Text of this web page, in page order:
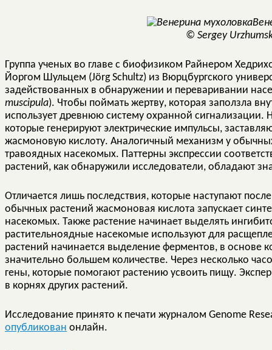
© Sergey
Группа ученых во главе с биофизиком Райнером
Йоргом Шульцем (Jörg Schultz) из Вюрцбургского
задействованных в обнаружении и переваривании
muscipula). Чтобы поймать жертву, которая заползла
использует древнюю систему охранной сигнализации.
которые генерируют электрические импульсы,
жасмоновую кислоту. Аналогичный механизм у
травоядных насекомых. Паттерны экспрессии
растений, как обнаружили исследователи, обладают
Отличается лишь последствия, которые наступают
обычных растений жасмоновая кислота запускает
насекомых. Также растение начинает выделять
растительноядные насекомые используют для
растений начинается выделение ферментов, в основе
значительно большем количестве. Через несколько
гены, которые помогают растению усвоить пищу.
в корнях других растений.
Исследование принято к печати журналом Genome
опубликован онлайн.